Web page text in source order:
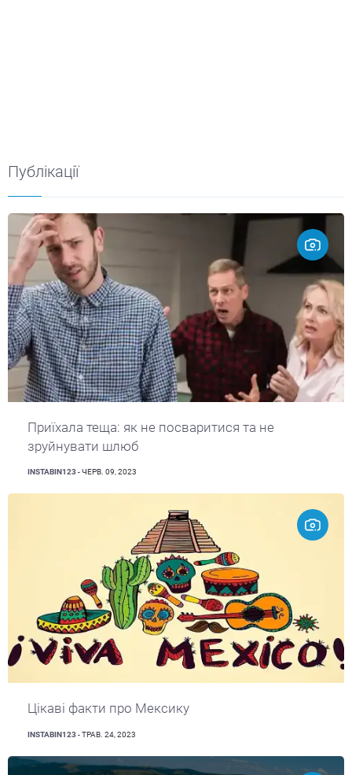
Публікації
Приїхала теща: як не посваритися та не
зруйнувати шлюб
INSTABIN123 - ЧЕРВ. 09, 2023
Цікаві факти про Мексику
INSTABIN123 - ТРАВ. 24, 2023